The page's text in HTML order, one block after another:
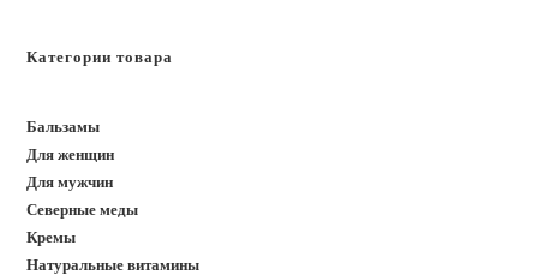
Категории товара
Бальзамы
Для женщин
Для мужчин
Северные меды
Кремы
Натуральные витамины